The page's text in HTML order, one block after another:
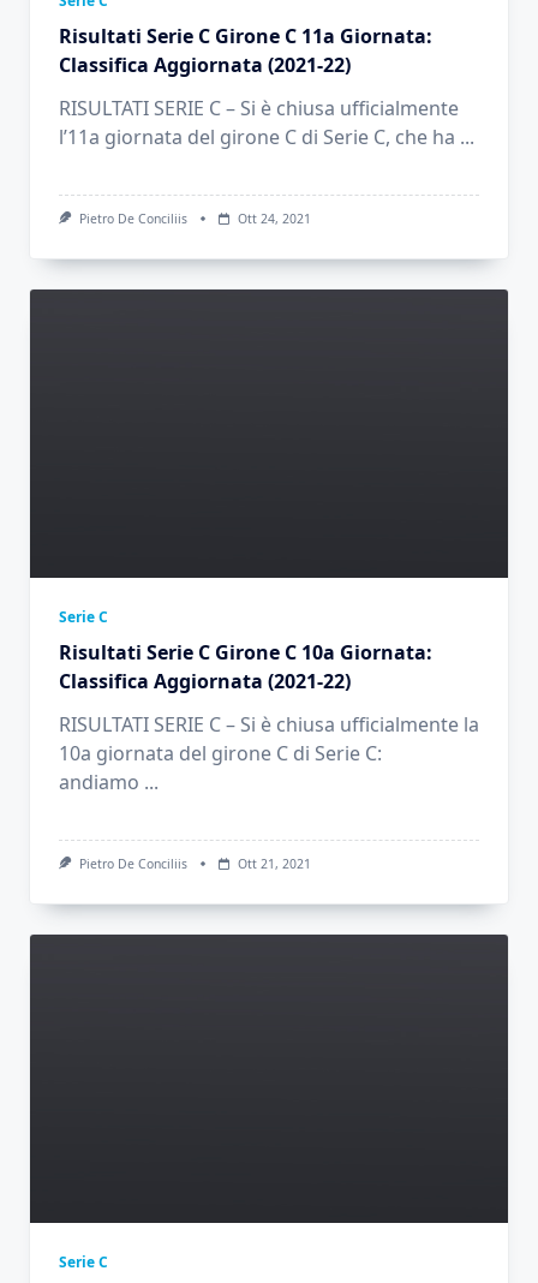
Risultati Serie C Girone C 11a Giornata:
Classifica Aggiornata (2021-22)
RISULTATI SERIE C – Si è chiusa ufficialmente
l’11a giornata del girone C di Serie C, che ha ...
Pietro De Conciliis Ott 24, 2021
Serie C
Risultati Serie C Girone C 10a Giornata:
Classifica Aggiornata (2021-22)
RISULTATI SERIE C – Si è chiusa ufficialmente la
10a giornata del girone C di Serie C:
andiamo ...
Pietro De Conciliis Ott 21, 2021
Serie C